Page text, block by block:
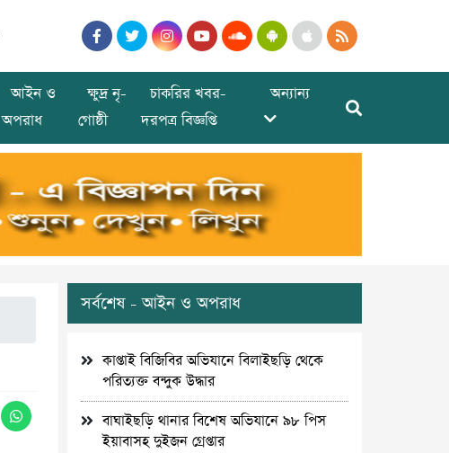
আইন ও
অপরাধ
ক্ষুদ্র নৃ-
গোষ্ঠী
চাকরির খবর-
দরপত্র বিজ্ঞপ্তি
অন্যান্য
সর্বশেষ - আইন ও অপরাধ
কাপ্তাই বিজিবির অভিযানে বিলাইছড়ি থেকে
পরিত্যক্ত বন্দুক উদ্ধার
বাঘাইছড়ি থানার বিশেষ অভিযানে ৯৮ পিস
ইয়াবাসহ দুইজন গ্রেপ্তার